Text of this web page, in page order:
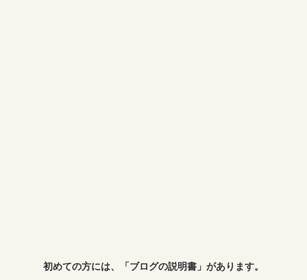
初めての方には、「ブログの説明書」があります。